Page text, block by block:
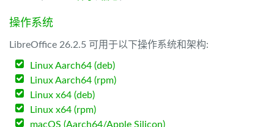
操作系统
LibreOffice 26.2.5 可用于以下操作系统和架构:
Linux Aarch64 (deb)
Linux Aarch64 (rpm)
Linux x64 (deb)
Linux x64 (rpm)
macOS (Aarch64/Apple Silicon)